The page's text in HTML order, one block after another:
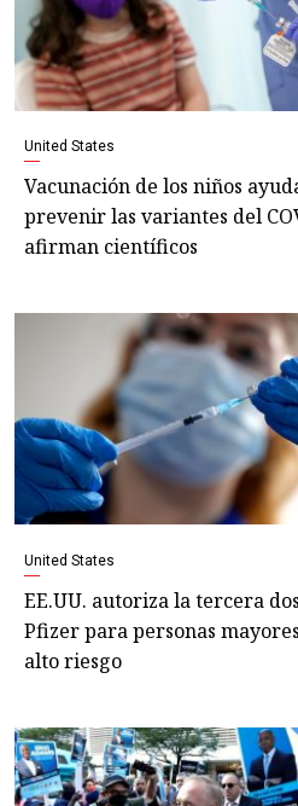
United States
Vacunación de los niños
prevenir las variantes del
afirman científicos
United States
EE.UU. autoriza la tercera
Pfizer para personas
alto riesgo